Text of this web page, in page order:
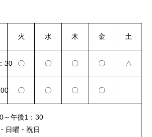
火 水 木 金 土
30 〇 〇 〇 〇 △
〇 〇 〇 〇
～午後1：30
日曜・祝日